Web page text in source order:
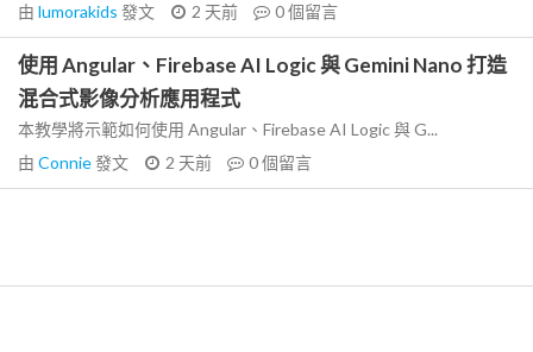
由 lumorakids 發文 2 天前 0個留言
使用 Angular、Firebase AI Logic 與 Gemini Nano 打造
混合式影像分析應用程式
本教學將示範如何使用 Angular、Firebase AI Logic 與 G...
由 Connie發文 2 天前 0個留言